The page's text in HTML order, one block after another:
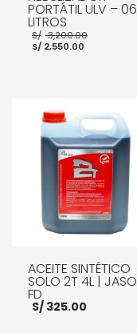
PORTÁTIL ULV – 06
LITROS
S/ 3,200.00
S/ 2,550.00
AÑADIR AL CARRITO
ACEITE SINTÉTICO
SOLO 2T 4L | JASO
FD
S/ 325.00